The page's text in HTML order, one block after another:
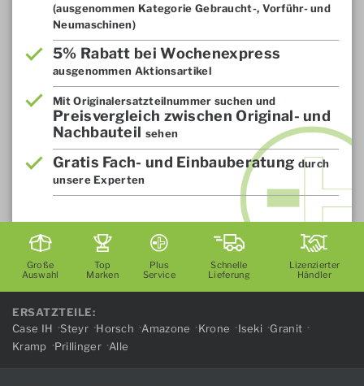
(ausgenommen Kategorie Gebraucht-, Vorführ- und
Neumaschinen)
5% Rabatt bei Wochenexpress
ausgenommen Aktionsartikel
Mit Originalersatzteilnummer suchen und
Preisvergleich zwischen Original- und
Nachbauteil sehen
Gratis Fach- und Einbauberatung durch
unsere Experten
Große
Auswahl
Top
Marken
Plus
Service
Schnelle
Lieferung
Lizenzierter
Händler
ERSATZTEILE:
Case IH
Steyr Horsch Amazone Krone Iseki
Granit
Kramp
Prillinger Alle